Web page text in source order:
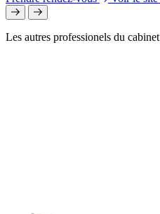
Les autres professionels du cabinet